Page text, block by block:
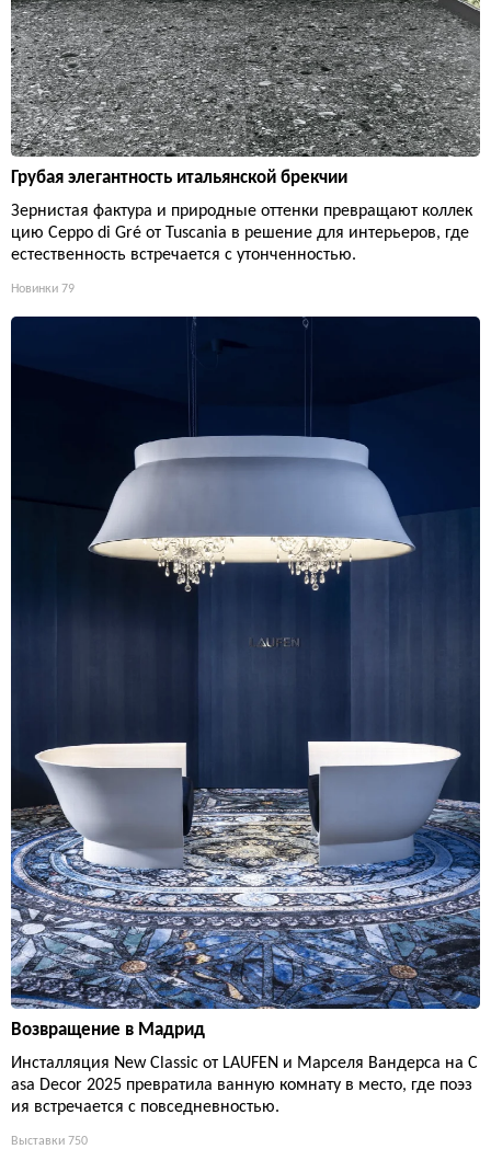
Грубая элегантность итальянской брекчии
Зернистая фактура и природные оттенки превращают коллек
цию Ceppo di Gré от Tuscania в решение для интерьеров, где
естественность встречается с утонченностью.
Новинки 79
Возвращение в Мадрид
Инсталляция New Classic от LAUFEN и Марселя Вандерса на C
asa Decor 2025 превратила ванную комнату в место, где поэз
ия встречается с повседневностью.
Выставки 750